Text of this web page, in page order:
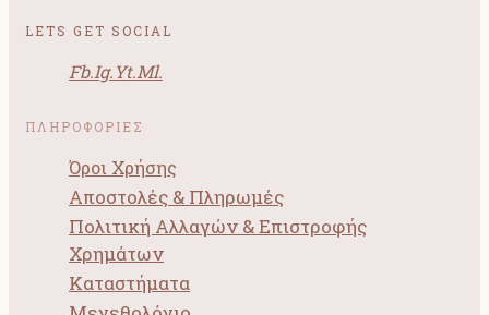
LETS GET SOCIAL
Fb.Ig.Yt.Ml.
ΠΛΗΡΟΦΟΡΙΕΣ
Όροι Χρήσης
Αποστολές & Πληρωμές
Πολιτική Αλλαγών & Επιστροφής
Χρημάτων
Καταστήματα